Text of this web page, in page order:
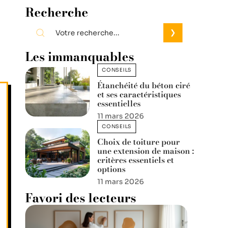
Recherche
Les immanquables
CONSEILS
Étanchéité du béton ciré
et ses caractéristiques
essentielles
11 mars 2026
CONSEILS
Choix de toiture pour
une extension de maison :
critères essentiels et
options
11 mars 2026
Favori des lecteurs